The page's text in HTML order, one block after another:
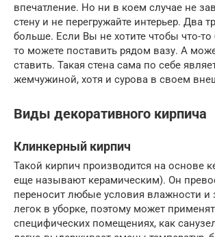
впечатление. Но ни в коем случае не
стену и не перегружайте интерьер. Два
больше. Если Вы не хотите чтобы что-то
то можете поставить рядом вазу. А
ставить. Такая стена сама по себе
жемчужиной, хотя и сурова в своем
Виды декоративного кирпича
Клинкерный кирпич
Такой кирпич производится на основе
еще называют керамическим). Он
переносит любые условия влажности и
легок в уборке, поэтому может
специфических помещениях, как